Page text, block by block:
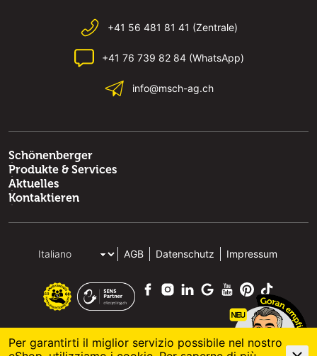
+41 56 481 81 41 (Zentrale)
+41 76 739 82 84 (WhatsApp)
info@msch-ag.ch
Schönenberger
Produkte & Services
Aktuelles
Kontaktieren
AGB Datenschutz Impressum
Per garantirti il miglior servizio possibile nel nostro